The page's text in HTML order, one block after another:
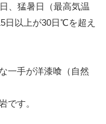
、猛暑日（最高気温
日以上が30日℃を超え
一手が洋漆喰（自然
です。